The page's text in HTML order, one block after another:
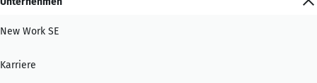
New Work SE
Karriere